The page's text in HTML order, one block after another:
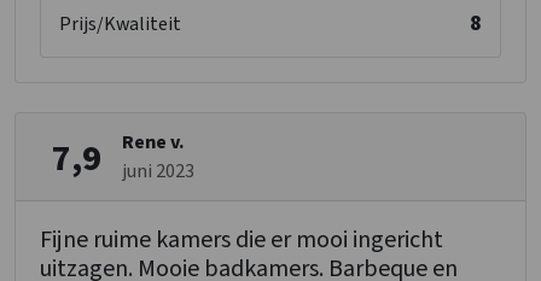
Prijs/Kwaliteit 8
7,9
Rene v.
juni 2023
Fijne ruime kamers die er mooi ingericht
uitzagen. Mooie badkamers. Barbeque en